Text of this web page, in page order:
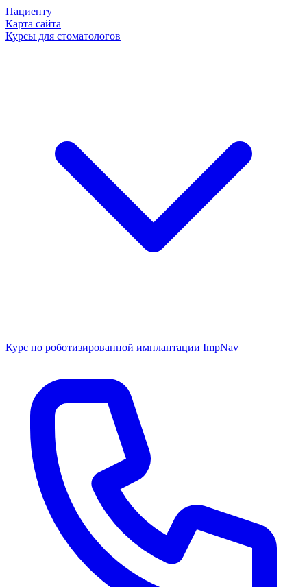
Пациенту
Карта сайта
Курсы для стоматологов
Курс по роботизированной имплантации ImpNav